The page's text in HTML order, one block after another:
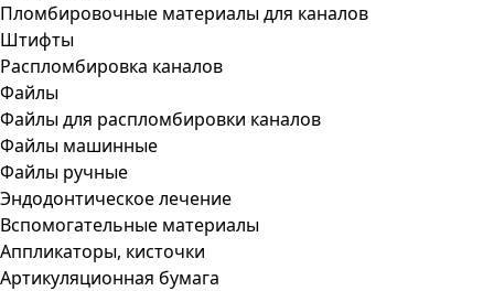
Пломбировочные материалы для каналов
Штифты
Распломбировка каналов
Файлы
Файлы для распломбировки каналов
Файлы машинные
Файлы ручные
Эндодонтическое лечение
Вспомогательные материалы
Аппликаторы, кисточки
Артикуляционная бумага